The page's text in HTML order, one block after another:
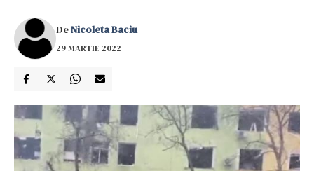
DeNicoleta Baciu
29 MARTIE 2022